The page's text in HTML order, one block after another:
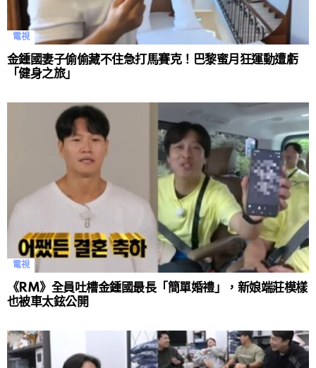
電視
金鍾國妻子偷偷藏不住急打馬賽克！巴黎蜜月狂運動遭虧
「健身之旅」
電視
《RM》全員吐槽金鍾國最長「簡單婚禮」，新娘端莊模樣
也被車太鉉公開